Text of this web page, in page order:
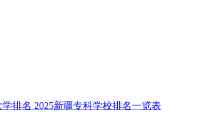
学排名 2025新疆专科学校排名一览表